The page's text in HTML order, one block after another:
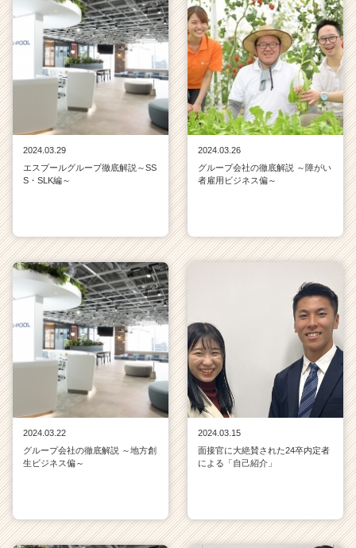
2024.03.29
エスプールグループ徹底解説～SS
S・SLK編～
2024.03.26
グループ会社の徹底解説 ～障がい
者雇用ビジネス偏～
2024.03.22
グループ会社の徹底解説 ～地方創
生ビジネス偏～
2024.03.15
面接官に大絶賛された24卒内定者
による「自己紹介」